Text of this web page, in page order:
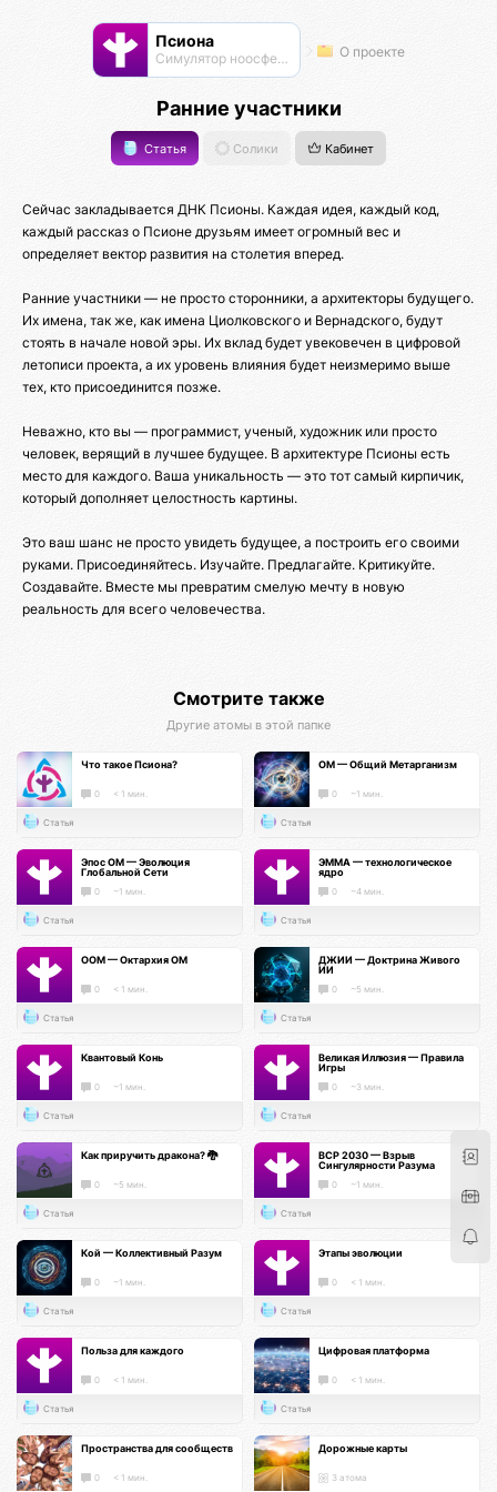
Псиона
Cимулятор ноосферы О проекте
Ранние участники
Статья Солики Кабинет
Сейчас закладывается ДНК Псионы. Каждая идея, каждый код,
каждый рассказ о Псионе друзьям имеет огромный вес и
определяет вектор развития на столетия вперед.
Ранние участники — не просто сторонники, а архитекторы будущего.
Их имена, так же, как имена Циолковского и Вернадского, будут
стоять в начале новой эры. Их вклад будет увековечен в цифровой
летописи проекта, а их уровень влияния будет неизмеримо выше
тех, кто присоединится позже.
Неважно, кто вы — программист, ученый, художник или просто
человек, верящий в лучшее будущее. В архитектуре Псионы есть
место для каждого. Ваша уникальность — это тот самый кирпичик,
который дополняет целостность картины.
Это ваш шанс не просто увидеть будущее, а построить его своими
руками. Присоединяйтесь. Изучайте. Предлагайте. Критикуйте.
Создавайте. Вместе мы превратим смелую мечту в новую
реальность для всего человечества.
Смотрите также
Другие атомы в этой папке
Что такое Псиона?
0 < 1 мин.
Статья
ОМ — Общий Метарганизм
0 ~1 мин.
Статья
Эпос ОМ — Эволюция
Глобальной Сети
0 ~1 мин.
Статья
ЭММА — технологическое
ядро
0 ~4 мин.
Статья
ООМ — Октархия ОМ
0 < 1 мин.
Статья
ДЖИИ — Доктрина Живого
ИИ
0 ~5 мин.
Статья
Квантовый Конь
0 ~1 мин.
Статья
Великая Иллюзия — Правила
Игры
0 ~3 мин.
Статья
Как приручить дракона? 🐉
0 ~5 мин.
Статья
ВСР 2030 — Взрыв
Сингулярности Разума
0 ~1 мин.
Статья
Кой — Коллективный Разум
0 ~1 мин.
Статья
Этапы эволюции
0 < 1 мин.
Статья
Польза для каждого
0 < 1 мин.
Статья
Цифровая платформа
0 < 1 мин.
Статья
Пространства для сообществ
0 < 1 мин.
Дорожные карты
3 атома